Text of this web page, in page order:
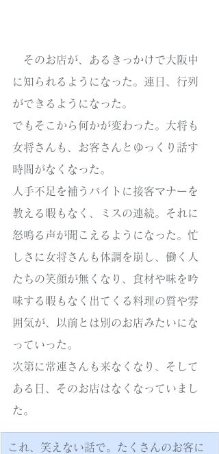
そのお店が、あるきっかけで大阪中
に知られるようになった。連日、行列
ができるようになった。
でもそこから何かが変わった。大将も
女将さんも、お客さんとゆっくり話す
時間がなくなった。
人手不足を補うバイトに接客マナーを
教える暇もなく、ミスの連続。それに
怒鳴る声が聞こえるようになった。忙
しさに女将さんも体調を崩し、働く人
たちの笑顔が無くなり、食材や味を吟
味する暇もなく出てくる料理の質や雰
囲気が、以前とは別のお店みたいにな
っていった。
次第に常連さんも来なくなり、そして
ある日、そのお店はなくなっていまし
た。
これ、笑えない話で。たくさんのお客に